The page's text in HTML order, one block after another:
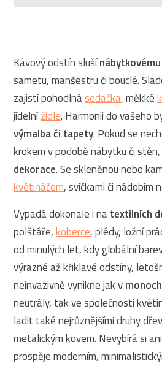
Kávový odstín sluší
sametu, manšestru či bouclé.
zajistí pohodlnásedačka, měkké
jídelnížidle. Harmonii do vašeho
výmalba či tapety. Pokud se
krokem v podobě nábytku či
dekorace. Se skleněnou nebo
květináčem, svíčkami či nádobím
Vypadá dokonale i natextilních
polštáře,koberce, plédy, ložní
od minulých let, kdy globální
výrazné až křiklavé odstíny,
neinvazivně vynikne jak v
neutrály, tak ve společnosti
ladit také nejrůznějšími druhy
metalickým kovem. Nevybírá si
prospěje moderním,